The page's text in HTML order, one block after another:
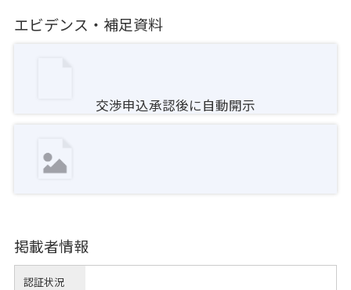
エビデンス・補足資料
交渉申込承認後に自動開示
掲載者情報
認証状況